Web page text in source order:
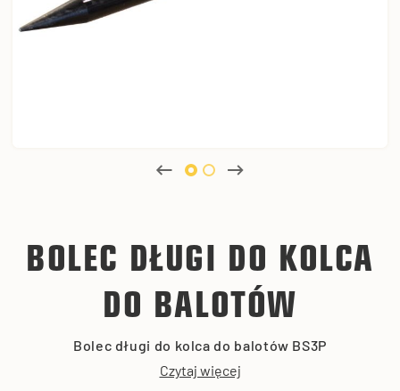
BOLEC DŁUGI DO KOLCA
DO BALOTÓW
Bolec długi do kolca do balotów BS3P
Czytaj więcej